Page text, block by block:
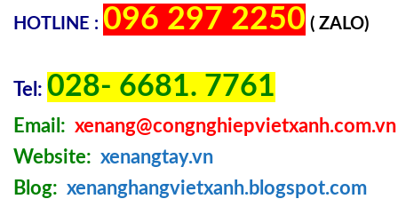
HOTLINE : 096 297 2250 ( ZALO)
Tel: 028- 6681. 7761
Email: xenang@congnghiepvietxanh.com.vn
Website: xenangtay.vn
Blog: xenanghangvietxanh.blogspot.com